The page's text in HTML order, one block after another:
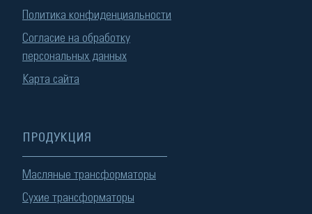
Политика конфиденциальности
Согласие на обработку
персональных данных
Карта сайта
ПРОДУКЦИЯ
Масляные трансформаторы
Сухие трансформаторы